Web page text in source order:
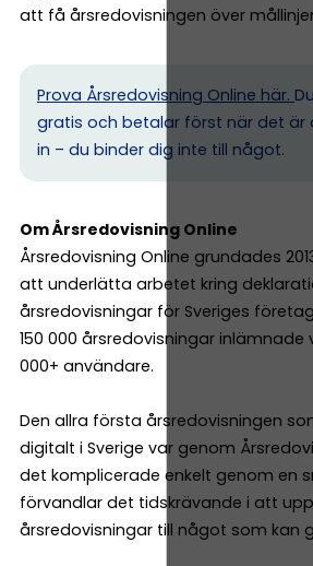
att få årsredovisningen över
Prova Årsredovisning Online här.
gratis och betalar först när det
in – du binder dig inte till något.
Om Årsredovisning Online
Årsredovisning Online grundades
att underlätta arbetet kring
årsredovisningar för Sveriges
150 000 årsredovisningar
000+ användare.
Den allra första årsredovisningen
digitalt i Sverige var genom
det komplicerade enkelt genom en
förvandlar det tidskrävande i att
årsredovisningar till något som kan